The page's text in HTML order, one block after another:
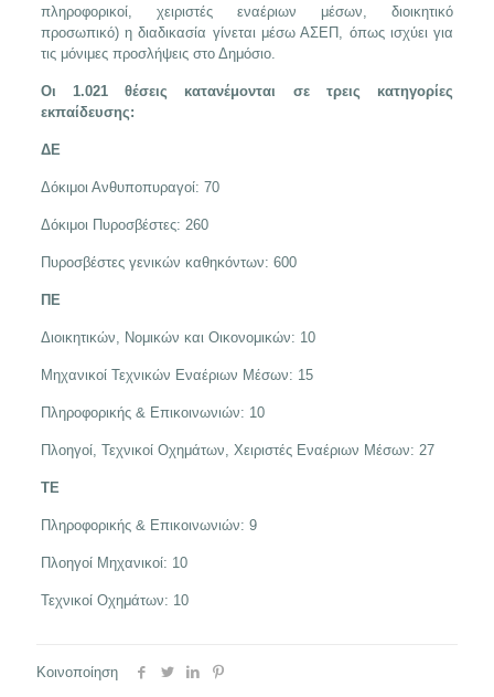
πληροφορικοί, χειριστές εναέριων μέσων, διοικητικό
προσωπικό) η διαδικασία γίνεται μέσω ΑΣΕΠ, όπως ισχύει για
τις μόνιμες προσλήψεις στο Δημόσιο.
Οι 1.021 θέσεις κατανέμονται σε τρεις κατηγορίες
εκπαίδευσης:
ΔΕ
Δόκιμοι Ανθυποπυραγοί: 70
Δόκιμοι Πυροσβέστες: 260
Πυροσβέστες γενικών καθηκόντων: 600
ΠΕ
Διοικητικών, Νομικών και Οικονομικών: 10
Μηχανικοί Τεχνικών Εναέριων Μέσων: 15
Πληροφορικής & Επικοινωνιών: 10
Πλοηγοί, Τεχνικοί Οχημάτων, Χειριστές Εναέριων Μέσων: 27
ΤΕ
Πληροφορικής & Επικοινωνιών: 9
Πλοηγοί Μηχανικοί: 10
Τεχνικοί Οχημάτων: 10
Κοινοποίηση